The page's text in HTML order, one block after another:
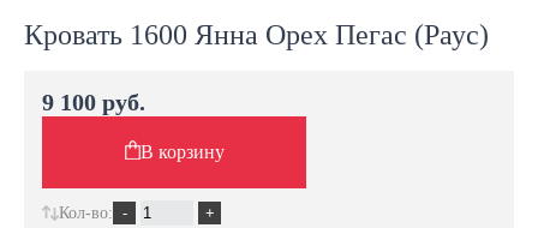
Кровать 1600 Янна Орех Пегас (Раус)
9 100 руб.
В корзину
Кол-во: